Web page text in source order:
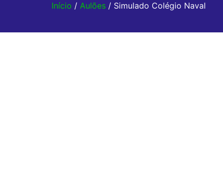
Início / Aulões / Simulado Colégio Naval